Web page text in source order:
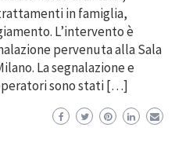
in famiglia,
L’intervento è
pervenuta alla Sala
La segnalazione e
sono stati […]